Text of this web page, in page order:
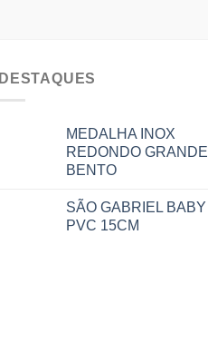
DESTAQUES
MEDALHA INOX
REDONDO GRANDE
BENTO
SÃO GABRIEL BABY
PVC 15CM